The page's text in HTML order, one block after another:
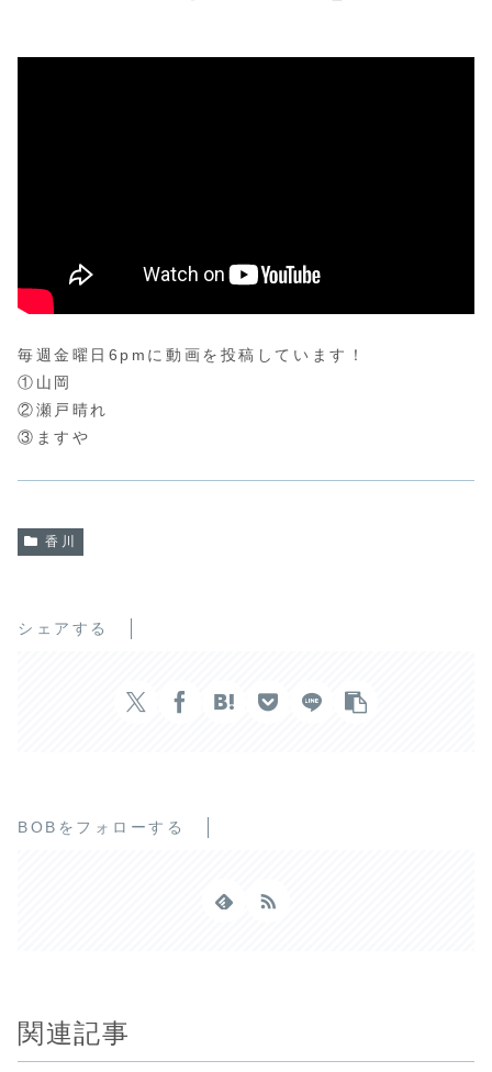
毎週金曜日6pmに動画を投稿しています！
①山岡
②瀬戸晴れ
③ますや
香川
シェアする
BOBをフォローする
関連記事